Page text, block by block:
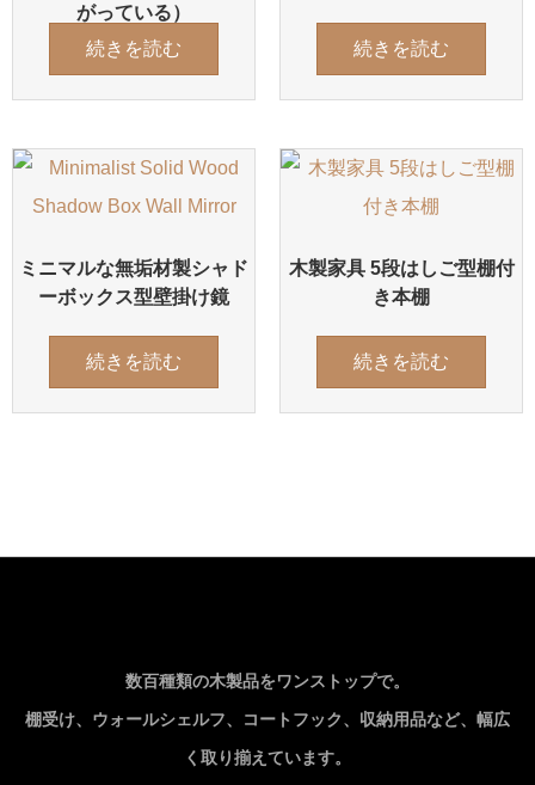
がっている）
続きを読む
続きを読む
ミニマルな無垢材製シャド
ーボックス型壁掛け鏡
続きを読む
木製家具 5段はしご型棚付
き本棚
続きを読む
数百種類の木製品をワンストップで。
棚受け、ウォールシェルフ、コートフック、収納用品など、幅広
く取り揃えています。